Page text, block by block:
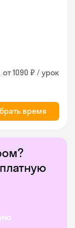
от 1090 ₽ / урок
время